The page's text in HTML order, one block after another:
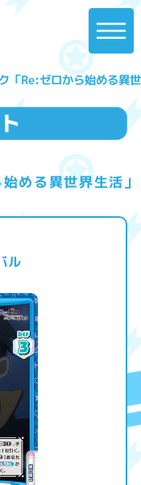
「Re:ゼロから始める異
める異世界生活」
ル